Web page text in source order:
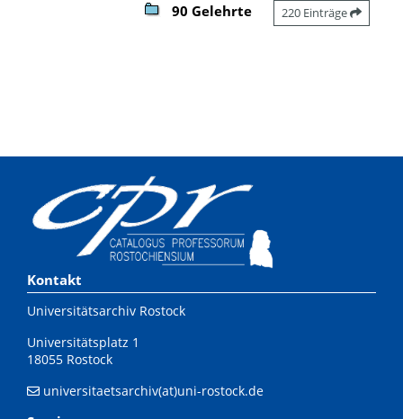
90 Gelehrte 220 Einträge
Kontakt
Universitätsarchiv Rostock
Universitätsplatz 1
18055 Rostock
universitaetsarchiv(at)uni-rostock.de